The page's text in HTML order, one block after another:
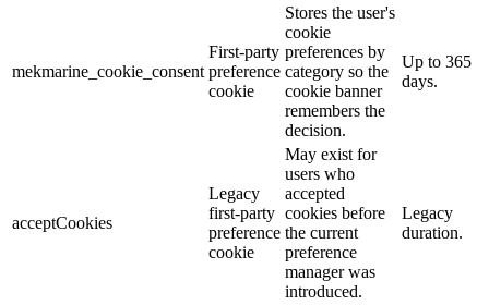
mekmarine_cookie_consent
First-party
preference
cookie
Stores the user's
cookie
preferences by
category so the
cookie banner
remembers the
decision.
Up to 365
days.
acceptCookies
Legacy
first-party
preference
cookie
May exist for
users who
accepted
cookies before
the current
preference
manager was
introduced.
Legacy
duration.